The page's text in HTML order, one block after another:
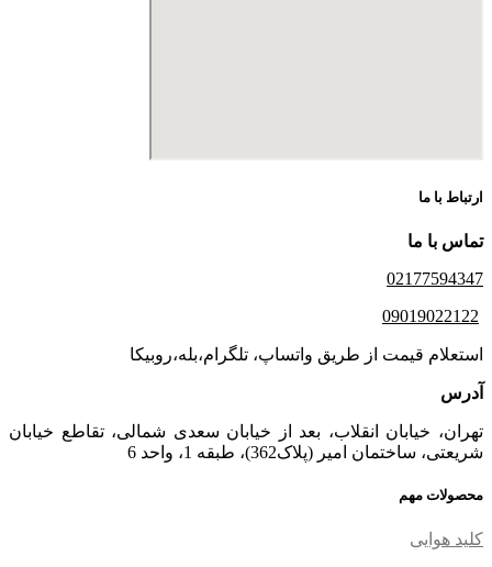
ارتباط با ما
تماس با ما
02177594347
09019022122
استعلام قیمت از طریق واتساپ، تلگرام،بله،روبیکا
آدرس
تهران، خیابان انقلاب، بعد از خیابان سعدی شمالی، تقاطع خیابان
شریعتی، ساختمان امیر (پلاک362)، طبقه 1، واحد 6
محصولات مهم
کلید هوایی